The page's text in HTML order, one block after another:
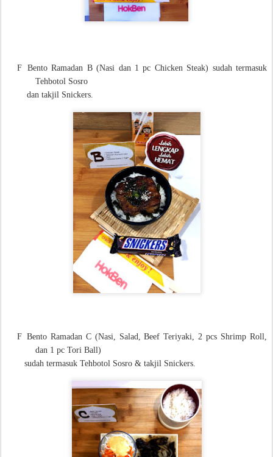
F Bento Ramadan B (Nasi dan 1 pc Chicken Steak) sudah termasuk
Tehbotol Sosro
dan takjil Snickers.
F Bento Ramadan C (Nasi, Salad, Beef Teriyaki, 2 pcs Shrimp Roll,
dan 1 pc Tori Ball)
sudah termasuk Tehbotol Sosro & takjil Snickers.